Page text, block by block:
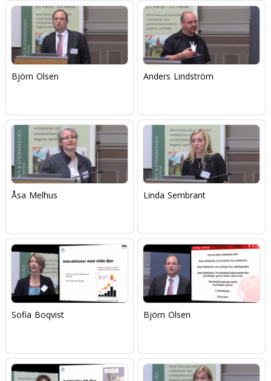
Björn Olsen Anders Lindström
Åsa Melhus Linda Sembrant
Sofia Boqvist Björn Olsen